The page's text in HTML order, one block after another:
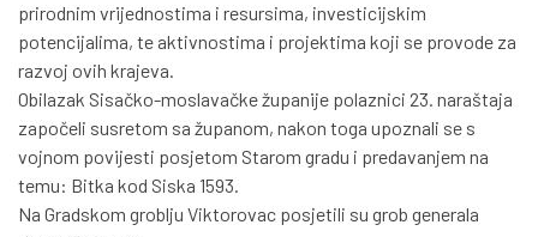
prirodnim vrijednostima i resursima, investicijskim
potencijalima, te aktivnostima i projektima koji se provode za
razvoj ovih krajeva.
Obilazak Sisačko-moslavačke županije polaznici 23. naraštaja
započeli susretom sa županom, nakon toga upoznali se s
vojnom povijesti posjetom Starom gradu i predavanjem na
temu: Bitka kod Siska 1593.
Na Gradskom groblju Viktorovac posjetili su grob generala